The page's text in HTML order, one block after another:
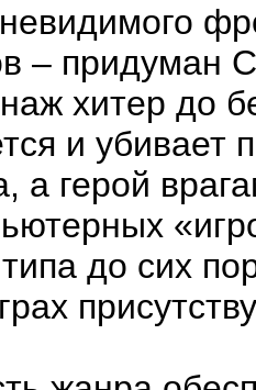
– придуман
хитер до
и убивает
а герой
типа до сих